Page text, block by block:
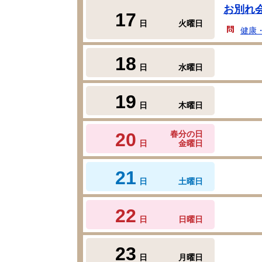
17 日 火曜日
お別れ
健康
18 日 水曜日
19 日 木曜日
20 日
春分の日
金曜日
21 日 土曜日
22 日 日曜日
23 日 月曜日